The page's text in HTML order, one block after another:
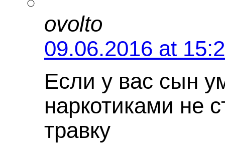
ovolto
09.06.2016 at
Если у вас сын
наркотиками не
травку